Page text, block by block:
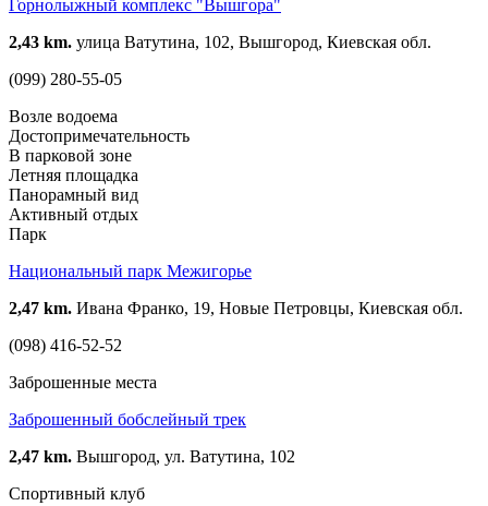
Горнолыжный комплекс "Вышгора"
2,43 km. улица Ватутина, 102, Вышгород, Киевская обл.
(099) 280-55-05
Возле водоема
Достопримечательность
В парковой зоне
Летняя площадка
Панорамный вид
Активный отдых
Парк
Национальный парк Межигорье
2,47 km. Ивана Франко, 19, Новые Петровцы, Киевская обл.
(098) 416-52-52
Заброшенные места
Заброшенный бобслейный трек
2,47 km. Вышгород, ул. Ватутина, 102
Спортивный клуб